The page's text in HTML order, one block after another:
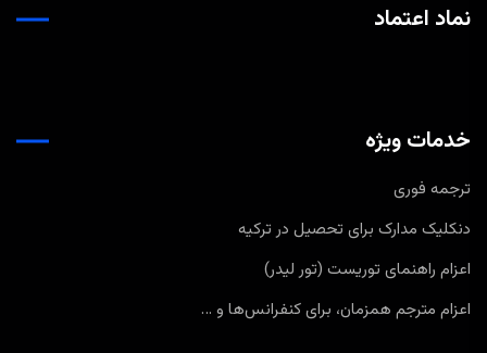
نماد اعتماد
خدمات ویژه
ترجمه فوری
دنکلیک مدارک برای تحصیل در ترکیه
اعزام راهنمای توریست (تور لیدر)
اعزام مترجم همزمان، برای کنفرانس‌ها و …